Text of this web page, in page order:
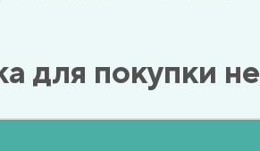
для покупки